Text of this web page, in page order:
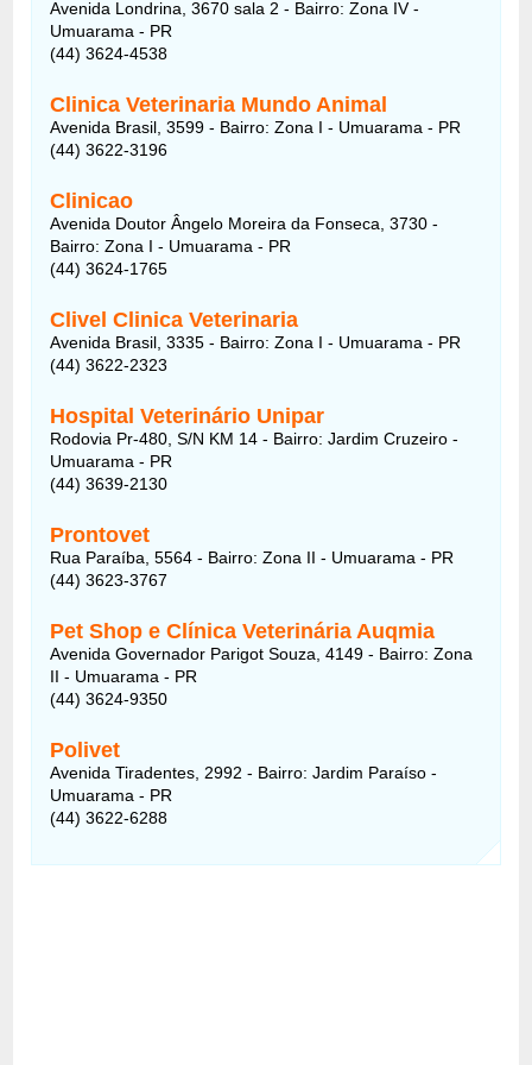
Avenida Londrina, 3670 sala 2 - Bairro: Zona IV -
Umuarama - PR
(44) 3624-4538
Clinica Veterinaria Mundo Animal
Avenida Brasil, 3599 - Bairro: Zona I - Umuarama - PR
(44) 3622-3196
Clinicao
Avenida Doutor Ângelo Moreira da Fonseca, 3730 -
Bairro: Zona I - Umuarama - PR
(44) 3624-1765
Clivel Clinica Veterinaria
Avenida Brasil, 3335 - Bairro: Zona I - Umuarama - PR
(44) 3622-2323
Hospital Veterinário Unipar
Rodovia Pr-480, S/N KM 14 - Bairro: Jardim Cruzeiro -
Umuarama - PR
(44) 3639-2130
Prontovet
Rua Paraíba, 5564 - Bairro: Zona II - Umuarama - PR
(44) 3623-3767
Pet Shop e Clínica Veterinária Auqmia
Avenida Governador Parigot Souza, 4149 - Bairro: Zona
II - Umuarama - PR
(44) 3624-9350
Polivet
Avenida Tiradentes, 2992 - Bairro: Jardim Paraíso -
Umuarama - PR
(44) 3622-6288